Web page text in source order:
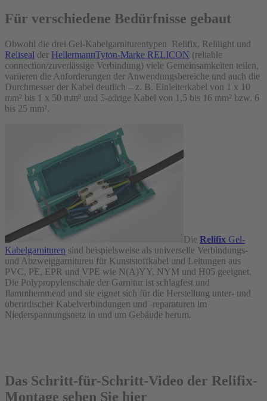
Für verschiedene Bedürfnisse gebaut
Obwohl die drei Gel-Kabelgarniturentypen Relifix, Relilight und
Reliseal der HellermannTyton-Marke RELICON (reliable
connection/zuverlässige Verbindung) viele Gemeinsamkeiten teilen,
variieren die Anforderungen der Anwendungsbereiche und auch die
Durchmesser der Kabel deutlich – z. B. Einleiterkabel von 1 x 10
mm² bis 1 x 50 mm² und 5-adrige Kabel von 1,5 bis 16 mm² bzw. 6
bis 25 mm².
Die Relifix Gel-
Kabelgarnituren sind beispielsweise als universelle Verbindungs-
und Abzweiggarnituren für Kunststoffkabel und Leitungen aus
PVC, PE, EPR und VPE wie N(A)YY, NYM und H05 geeignet.
Die Polypropylenschale der Garnitur ist schlagfest und
flammhemmend und sie eignet sich für die Herstellung unter- und
überirdischer Kabelverbindungen und -reparaturen im
Niederspannungsnetz in und um Gebäude herum.
Das Schritt-für-Schritt-Video der Relifix-
Montage sehen Sie hier